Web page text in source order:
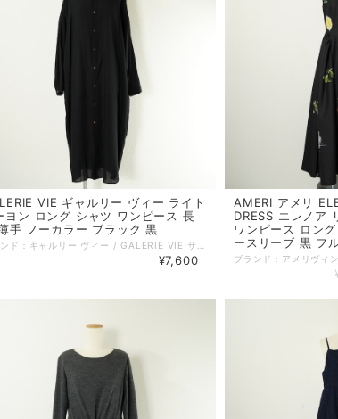
VIE ギャルリー ヴィー ライト
ヨン ロング シャツ ワンピース 長
手 ノーカラー ブラック 黒
¥7,600
AMERI アメリ
DRESS エレノア
ワンピース ロン
ースリーブ 黒 フ